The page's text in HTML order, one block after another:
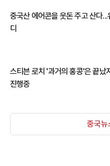
중국산 에어콘을 웃돈 주고 산다...
디
스티븐 로치 '과거의 홍콩'은 끝났
진행중
중국뉴